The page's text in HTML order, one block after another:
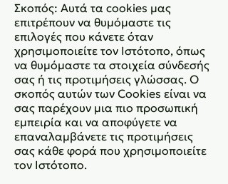
Σκοπός: Αυτά τα cookies μας
επιτρέπουν να θυμόμαστε τις
επιλογές που κάνετε όταν
χρησιμοποιείτε τον Ιστότοπο, όπως
να θυμόμαστε τα στοιχεία σύνδεσής
σας ή τις προτιμήσεις γλώσσας. Ο
σκοπός αυτών των Cookies είναι να
σας παρέχουν μια πιο προσωπική
εμπειρία και να αποφύγετε να
επαναλαμβάνετε τις προτιμήσεις
σας κάθε φορά που χρησιμοποιείτε
τον Ιστότοπο.